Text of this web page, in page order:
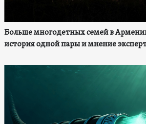
Больше многодетных семей в
история одной пары и мнение